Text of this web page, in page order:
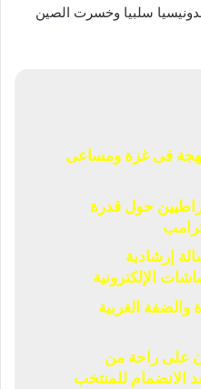
سلبيا وخسرت الصين
فى غزة ومساعى
حول قدرة
رسالة إرشادية
الإلكترونية
والضفة الغربية
على راحة من
الانضمام للمنتخب